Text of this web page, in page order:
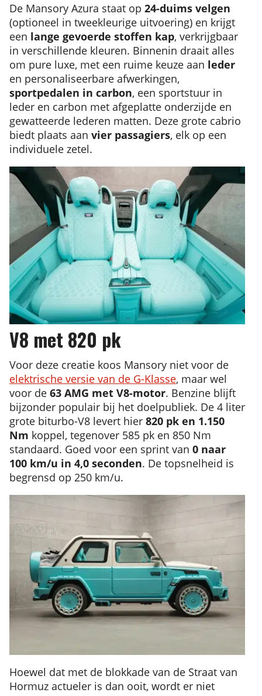
De Mansory Azura staat op 24-duims velgen
(optioneel in tweekleurige uitvoering) en krijgt
een lange gevoerde stoffen kap, verkrijgbaar
in verschillende kleuren. Binnenin draait alles
om pure luxe, met een ruime keuze aan leder
en personaliseerbare afwerkingen,
sportpedalen in carbon, een sportstuur in
leder en carbon met afgeplatte onderzijde en
gewatteerde lederen matten. Deze grote cabrio
biedt plaats aan vier passagiers, elk op een
individuele zetel.
V8 met 820 pk
Voor deze creatie koos Mansory niet voor de
elektrische versie van de G-Klasse, maar wel
voor de 63 AMG met V8-motor. Benzine blijft
bijzonder populair bij het doelpubliek. De 4 liter
grote biturbo-V8 levert hier 820 pk en 1.150
Nm koppel, tegenover 585 pk en 850 Nm
standaard. Goed voor een sprint van 0 naar
100 km/u in 4,0 seconden. De topsnelheid is
begrensd op 250 km/u.
Hoewel dat met de blokkade van de Straat van
Hormuz actueler is dan ooit, wordt er niet